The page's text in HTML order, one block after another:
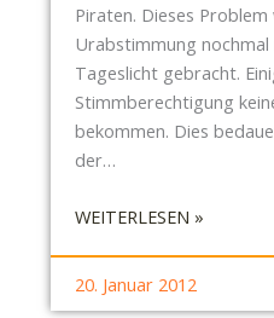
Piraten. Dieses
Urabstimmung
Tageslicht gebracht.
Stimmberechtigung
bekommen. Dies
der…
WEITERLESEN »:
20. Januar 2012